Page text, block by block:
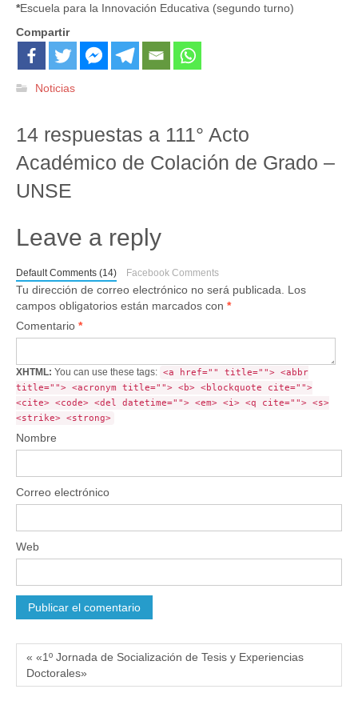
*Escuela para la Innovación Educativa (segundo turno)
Compartir
Noticias
14 respuestas a 111° Acto
Académico de Colación de Grado –
UNSE
Leave a reply
Default Comments (14) Facebook Comments
Tu dirección de correo electrónico no será publicada.
Los
campos obligatorios están marcados con *
Comentario *
XHTML: You can use these tags: <a href="" title=""> <abbr
title=""> <acronym title=""> <b> <blockquote cite="">
<cite> <code> <del datetime=""> <em> <i> <q cite=""> <s>
<strike> <strong>
Nombre
Correo electrónico
Web
« «1º Jornada de Socialización de Tesis y Experiencias
Doctorales»